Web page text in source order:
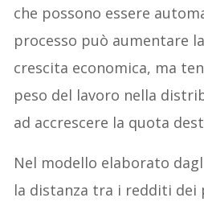
che possono essere
processo può aumentare
crescita economica, ma
peso del lavoro nella
ad accrescere la quota
Nel modello elaborato
la distanza tra i redditi